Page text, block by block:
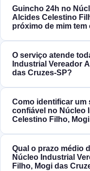
Guincho 24h no
Alcides Celestino
próximo de mim
O serviço atende
Industrial Vereador
das Cruzes‑SP?
Como identificar
confiável no Núcleo
Celestino Filho,
Qual o prazo médio
Núcleo Industrial
Filho, Mogi das